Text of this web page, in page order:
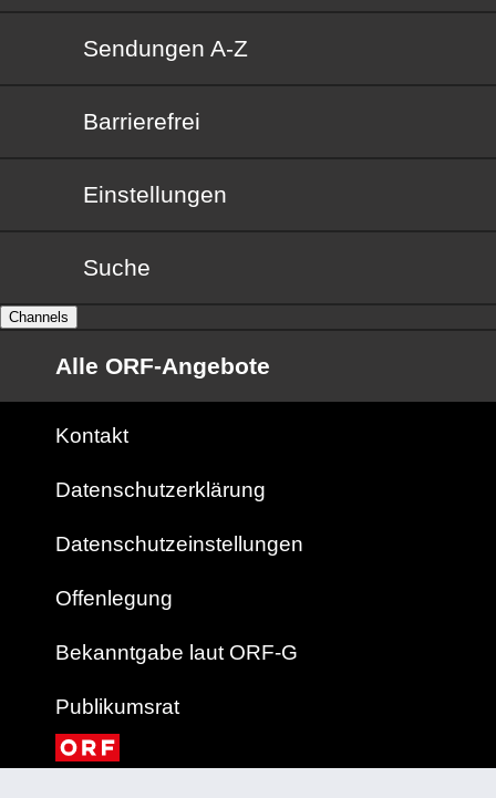
Sendungen von A bis Z
Sendungen A-Z
Barrierefrei
Barrierefrei
Einstellungen
Suche
Channels
Alle ORF-Angebote
Kontakt
Datenschutzerklärung
Datenschutzeinstellungen
Offenlegung
Bekanntgabe laut ORF-G
Publikumsrat